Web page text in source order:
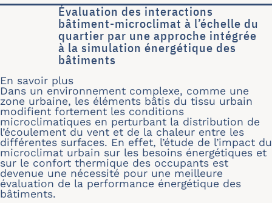
Évaluation des interactions
bâtiment-microclimat à l’échelle du
quartier par une approche intégrée
à la simulation énergétique des
bâtiments
En savoir plus
Dans un environnement complexe, comme une
zone urbaine, les éléments bâtis du tissu urbain
modifient fortement les conditions
microclimatiques en perturbant la distribution de
l’écoulement du vent et de la chaleur entre les
différentes surfaces. En effet, l’étude de l’impact du
microclimat urbain sur les besoins énergétiques et
sur le confort thermique des occupants est
devenue une nécessité pour une meilleure
évaluation de la performance énergétique des
bâtiments.